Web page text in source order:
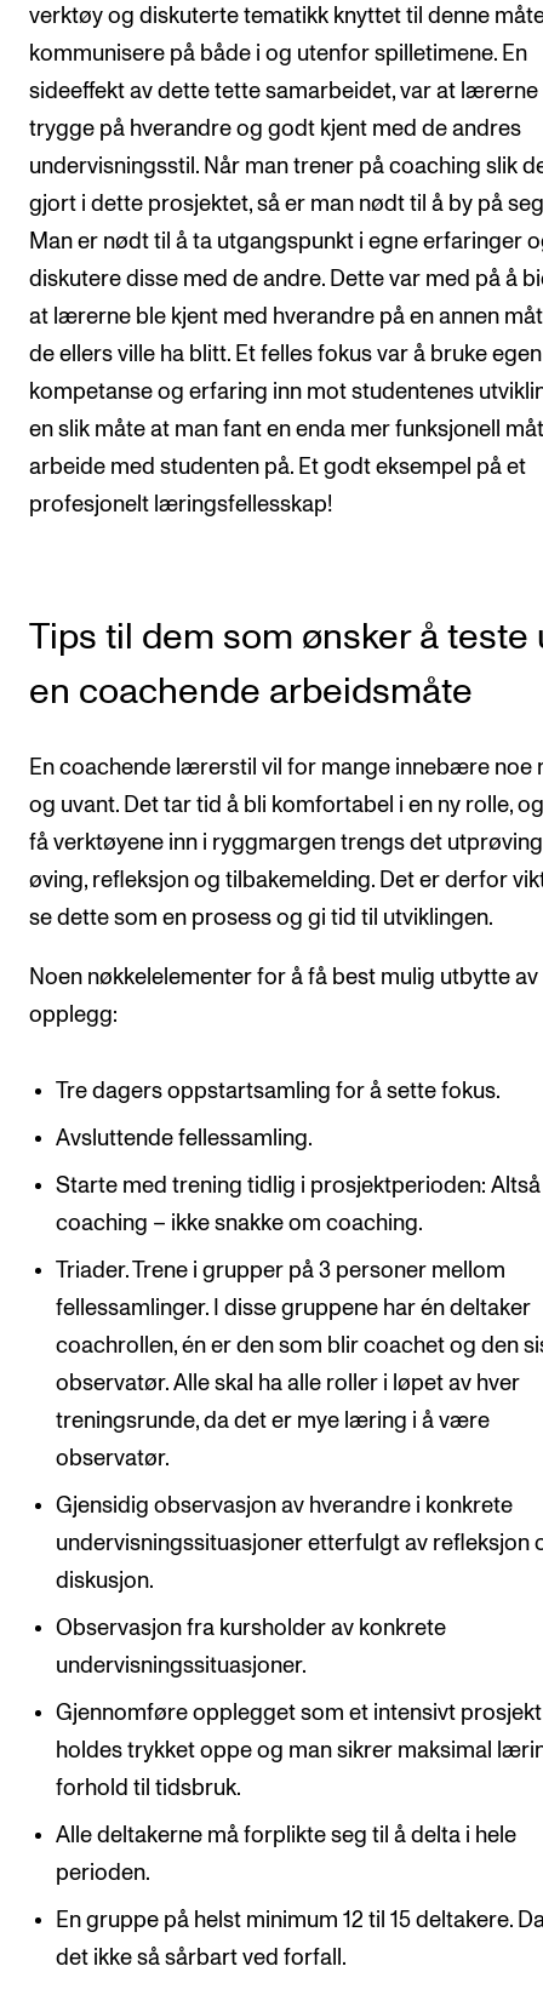
verktøy og diskuterte tematikk knyttet til denne
kommunisere på både i og utenfor spilletimene. En
sideeffekt av dette tette samarbeidet, var at lærerne
trygge på hverandre og godt kjent med de andres
undervisningsstil. Når man trener på coaching slik
gjort i dette prosjektet, så er man nødt til å by på
Man er nødt til å ta utgangspunkt i egne erfaringer
diskutere disse med de andre. Dette var med på å
at lærerne ble kjent med hverandre på en annen
de ellers ville ha blitt. Et felles fokus var å bruke egen
kompetanse og erfaring inn mot studentenes
en slik måte at man fant en enda mer funksjonell
arbeide med studenten på. Et godt eksempel på et
profesjonelt læringsfellesskap!
Tips til dem som ønsker å teste
en coachende arbeidsmåte
En coachende lærerstil vil for mange innebære noe
og uvant. Det tar tid å bli komfortabel i en ny rolle,
få verktøyene inn i ryggmargen trengs det
øving, refleksjon og tilbakemelding. Det er derfor
se dette som en prosess og gi tid til utviklingen.
Noen nøkkelelementer for å få best mulig utbytte av
opplegg:
Tre dagers oppstartsamling for å sette fokus.
Avsluttende fellessamling.
Starte med trening tidlig i prosjektperioden:
coaching – ikke snakke om coaching.
Triader. Trene i grupper på 3 personer mellom
fellessamlinger. I disse gruppene har én deltaker
coachrollen, én er den som blir coachet og den
observatør. Alle skal ha alle roller i løpet av hver
treningsrunde, da det er mye læring i å være
observatør.
Gjensidig observasjon av hverandre i konkrete
undervisningssituasjoner etterfulgt av refleksjon
diskusjon.
Observasjon fra kursholder av konkrete
undervisningssituasjoner.
Gjennomføre opplegget som et intensivt
holdes trykket oppe og man sikrer maksimal
forhold til tidsbruk.
Alle deltakerne må forplikte seg til å delta i hele
perioden.
En gruppe på helst minimum 12 til 15 deltakere.
det ikke så sårbart ved forfall.